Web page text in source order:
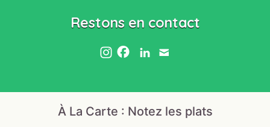
Restons en contact
À La Carte : Notez les plats